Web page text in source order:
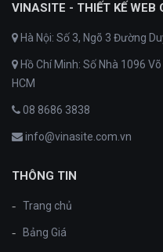
VINASITE - THIẾT KẾ WEB
Hà Nội: Số 3, Ngõ 3 Đường
Hồ Chí Minh: Số Nhà 1096
HCM
08 8686 3838
info@vinasite.com.vn
THÔNG TIN
Trang chủ
Bảng Giá